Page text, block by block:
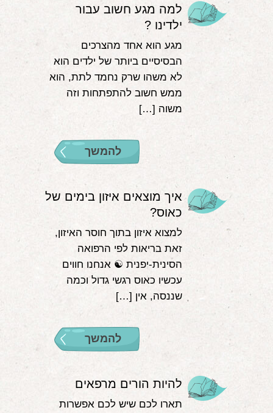
למה מגע חשוב עבור
ילדינו ?
מגע הוא אחד מהצרכים
הבסיסיים ביותר של ילדים הוא
לא משהו שרק נחמד לתת, הוא
ממש חשוב להתפתחות וזה
משוה […]
להמשך
איך מוצאים איזון בימים של
כאוס?
למצוא איזון בתוך חוסר האיזון,
זאת בריאות לפי הרפואה
הסינית-יפנית ☯️ אנחנו חווים
עכשיו כאוס רגשי גדול וכמה
שננסה, אין […]
להמשך
להיות הורים מרפאים
תארו לכם שיש לכם אפשרות